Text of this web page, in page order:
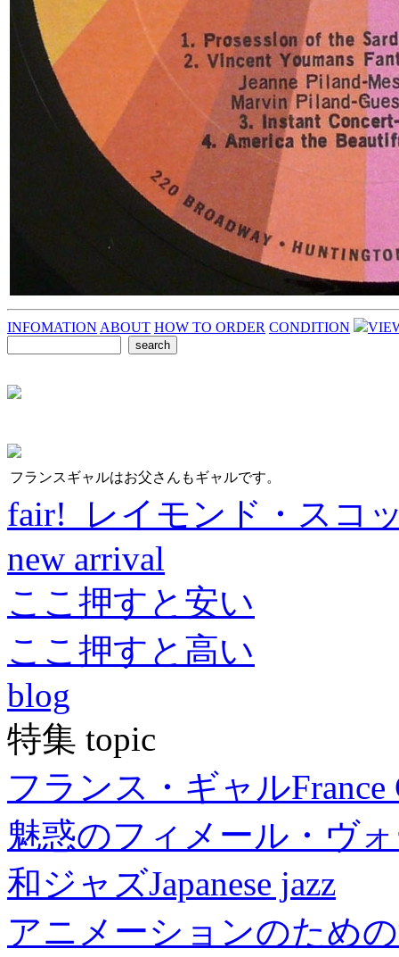
INFOMATION ABOUT HOW TO ORDER CONDITION
フランスギャルはお父さんもギャルです。
fair! レイモンド・スコ
new arrival
ここ押すと安い
ここ押すと高い
blog
特集 topic
フランス・ギャルFrance
魅惑のフィメール・ヴ
和ジャズJapanese jazz
アニメーションのため